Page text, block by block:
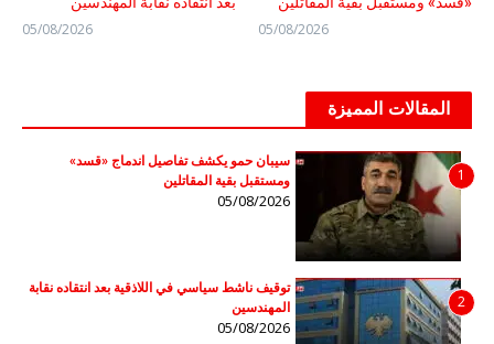
05/08/2026
05/08/2026
المقالات المميزة
1
سيبان حمو يكشف تفاصيل اندماج «قسد»
ومستقبل بقية المقاتلين
05/08/2026
2
توقيف ناشط سياسي في اللاذقية بعد انتقاده نقابة
المهندسين
05/08/2026